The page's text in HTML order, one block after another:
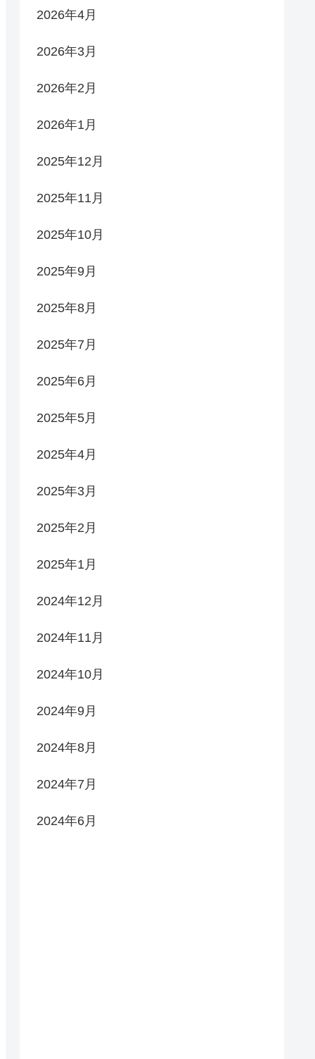
2026年4月
2026年3月
2026年2月
2026年1月
2025年12月
2025年11月
2025年10月
2025年9月
2025年8月
2025年7月
2025年6月
2025年5月
2025年4月
2025年3月
2025年2月
2025年1月
2024年12月
2024年11月
2024年10月
2024年9月
2024年8月
2024年7月
2024年6月